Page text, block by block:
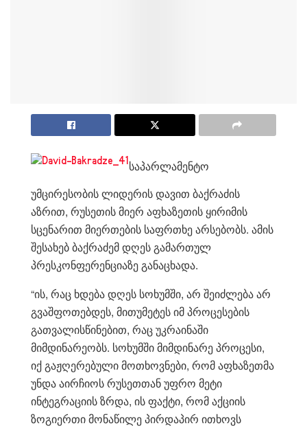
საპარლამენტო
უმცირესობის ლიდერის დავით ბაქრაძის
აზრით, რუსეთის მიერ აფხაზეთის ყირიმის
სცენარით მიერთების საფრთხე არსებობს. ამის
შესახებ ბაქრაძემ დღეს გამართულ
პრესკონფერენციაზე განაცხადა.
“ის, რაც ხდება დღეს სოხუმში, არ შეიძლება არ
გვაშფოთებდეს, მითუმეტეს იმ პროცესების
გათვალისწინებით, რაც უკრაინაში
მიმდინარეობს. სოხუმში მიმდინარე პროცესი,
იქ გაჟღერებული მოთხოვნები, რომ აფხაზეთმა
უნდა აირჩიოს რუსეთთან უფრო მეტი
ინტეგრაციის ზრდა, ის ფაქტი, რომ აქციის
ზოგიერთი მონაწილე პირდაპირ ითხოვს